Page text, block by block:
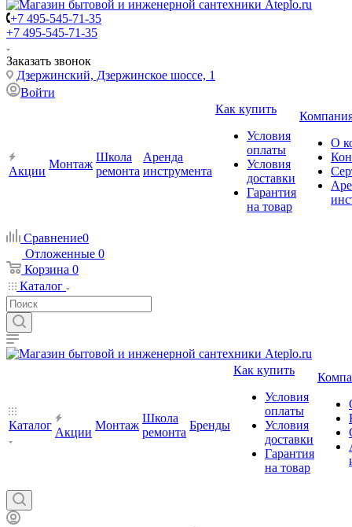
+7 495-545-71-35
+7 495-545-71-35
Заказать звонок
Дзержинский, Дзержинское шоссе, 1
Войти
Акции
Монтаж
Школа
ремонта
Аренда
инструмента
Как купить
Условия
оплаты
Условия
доставки
Гарантия
на товар
О
Сравнение0
Отложенные 0
Корзина 0
Каталог
Каталог
Акции
Монтаж
Школа
ремонта
Бренды
Как купить
Условия
оплаты
Условия
доставки
Гарантия
на товар